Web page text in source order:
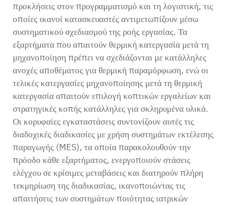
προκλήσεις στον προγραμματισμό και τη λογιστική, τις
οποίες ικανοί κατασκευαστές αντιμετωπίζουν μέσω
συστηματικού σχεδιασμού της ροής εργασίας. Τα
εξαρτήματα που απαιτούν θερμική κατεργασία μετά τη
μηχανοποίηση πρέπει να σχεδιάζονται με κατάλληλες
ανοχές αποθέματος για θερμική παραμόρφωση, ενώ οι
τελικές κατεργασίες μηχανοποίησης μετά τη θερμική
κατεργασία απαιτούν επιλογή κοπτικών εργαλείων και
στρατηγικές κοπής κατάλληλες για σκληρυμένα υλικά.
Οι κορυφαίες εγκαταστάσεις συντονίζουν αυτές τις
διαδοχικές διαδικασίες με χρήση συστημάτων εκτέλεσης
παραγωγής (MES), τα οποία παρακολουθούν την
πρόοδο κάθε εξαρτήματος, ενεργοποιούν στάσεις
ελέγχου σε κρίσιμες μεταβάσεις και διατηρούν πλήρη
τεκμηρίωση της διαδικασίας, ικανοποιώντας τις
απαιτήσεις των συστημάτων ποιότητας ιατρικών